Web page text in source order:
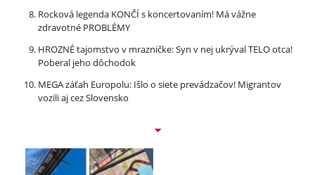
Rocková legenda KONČÍ s koncertovaním! Má vážne
zdravotné PROBLÉMY
HROZNÉ tajomstvo v mrazničke: Syn v nej ukrýval TELO otca!
Poberal jeho dôchodok
MEGA záťah Europolu: Išlo o siete prevádzačov! Migrantov
vozili aj cez Slovensko